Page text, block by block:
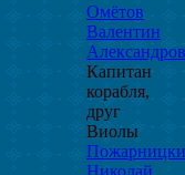
Омётов
Валентин
Капитан
корабля,
друг
Виолы
Николай